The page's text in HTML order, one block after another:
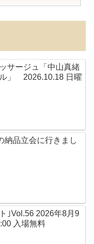
サージュ「中山真緒
」 2026.10.18 日曜
納品立会に行きまし
｣Vol.56 2026年8月9
入場無料